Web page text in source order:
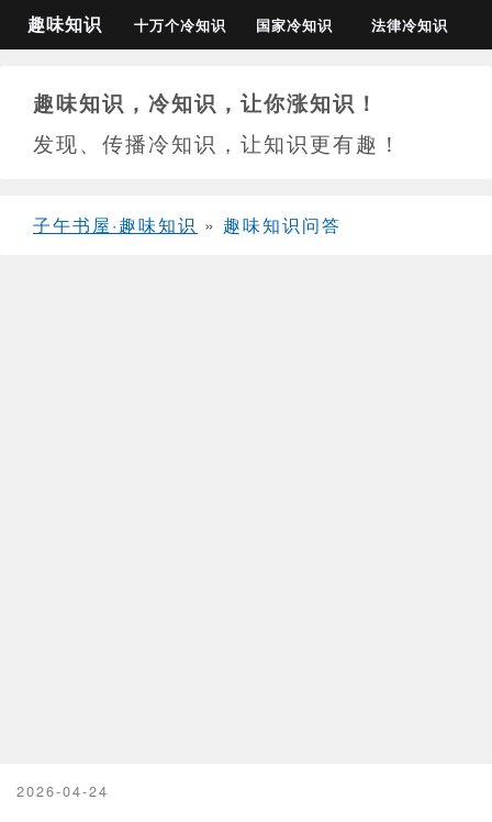
趣味知识 十万个冷知识 国家冷知识 法律冷知识
趣味知识，冷知识，让你涨知识！
发现、传播冷知识，让知识更有趣！
子午书屋·趣味知识 » 趣味知识问答
2026-04-24